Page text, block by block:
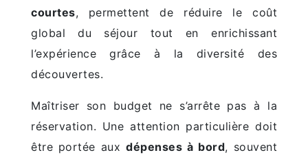
courtes, permettent de réduire le coût
global du séjour tout en enrichissant
l’expérience grâce à la diversité des
découvertes.
Maîtriser son budget ne s’arrête pas à la
réservation. Une attention particulière doit
être portée aux dépenses à bord, souvent